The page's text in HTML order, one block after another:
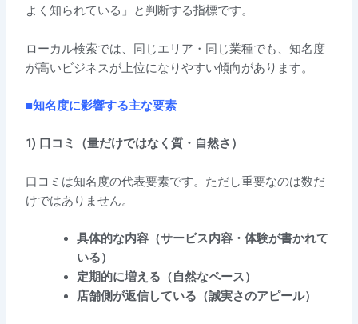
よく知られている」と判断する指標です。
ローカル検索では、同じエリア・同じ業種でも、知名度
が高いビジネスが上位になりやすい傾向があります。
■知名度に影響する主な要素
1) 口コミ（量だけではなく質・自然さ）
口コミは知名度の代表要素です。ただし重要なのは数だ
けではありません。
具体的な内容（サービス内容・体験が書かれて
いる）
定期的に増える（自然なペース）
店舗側が返信している（誠実さのアピール）